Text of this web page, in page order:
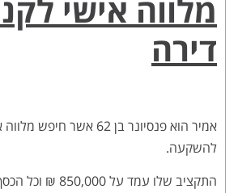
מלווה אישי
דירה
אמיר הוא פנסיונר בן 62 אשר
להשקעה.
התקציב שלו עמד על